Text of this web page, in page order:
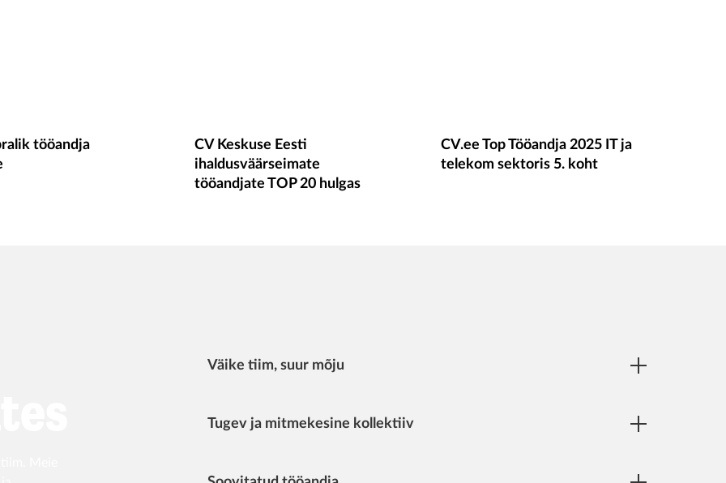
tööandja
CV Keskuse Eesti
ihaldusväärseimate
tööandjate TOP 20 hulgas
CV.ee Top Tööandja 2025 IT ja
telekom sektoris 5. koht
Väike tiim, suur mõju
Tugev ja mitmekesine kollektiiv